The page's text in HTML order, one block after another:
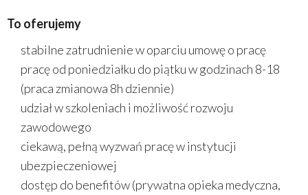
To oferujemy
stabilne zatrudnienie w oparciu umowę o pracę
pracę od poniedziałku do piątku w godzinach 8-18
(praca zmianowa 8h dziennie)
udział w szkoleniach i możliwość rozwoju
zawodowego
ciekawą, pełną wyzwań pracę w instytucji
ubezpieczeniowej
dostęp do benefitów (prywatna opieka medyczna,